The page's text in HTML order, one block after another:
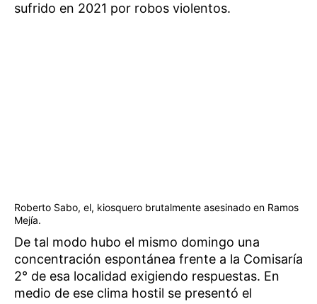
sufrido en 2021 por robos violentos.
Roberto Sabo, el, kiosquero brutalmente asesinado en Ramos
Mejía.
De tal modo hubo el mismo domingo una
concentración espontánea frente a la Comisaría
2° de esa localidad exigiendo respuestas. En
medio de ese clima hostil se presentó el